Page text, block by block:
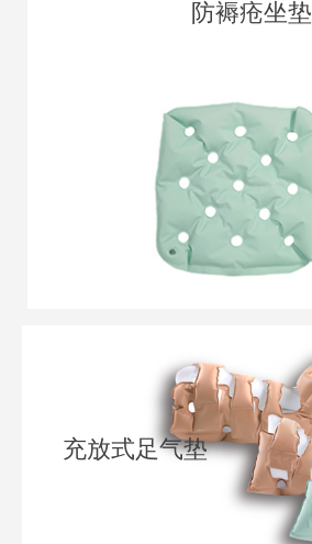
防褥疮坐垫
充放式足气垫